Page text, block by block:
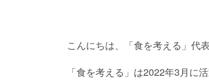
こんにちは、「食を考える」代
「食を考える」は2022年3月に